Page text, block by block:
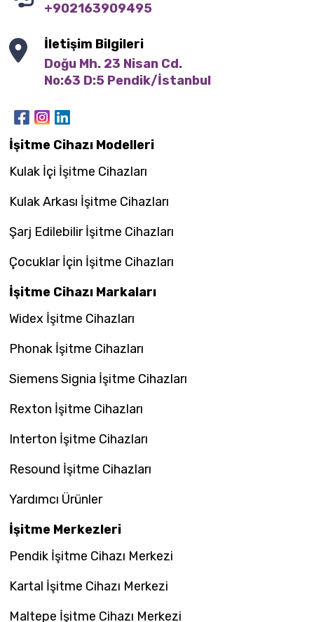
+902163909495
İletişim Bilgileri
Doğu Mh. 23 Nisan Cd.
No:63 D:5 Pendik/İstanbul
İşitme Cihazı Modelleri
Kulak İçi İşitme Cihazları
Kulak Arkası İşitme Cihazları
Şarj Edilebilir İşitme Cihazları
Çocuklar İçin İşitme Cihazları
İşitme Cihazı Markaları
Widex İşitme Cihazları
Phonak İşitme Cihazları
Siemens Signia İşitme Cihazları
Rexton İşitme Cihazları
Interton İşitme Cihazları
Resound İşitme Cihazları
Yardımcı Ürünler
İşitme Merkezleri
Pendik İşitme Cihazı Merkezi
Kartal İşitme Cihazı Merkezi
Maltepe İşitme Cihazı Merkezi